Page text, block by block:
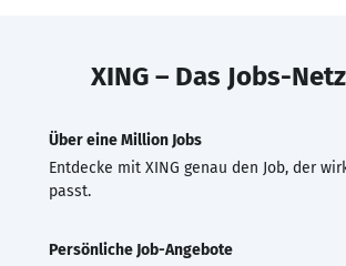
XING – Das Jobs-
Über eine Million Jobs
Entdecke mit XING genau den Job, der
passt.
Persönliche Job-Angebote